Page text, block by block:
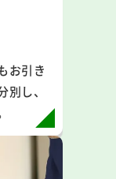
お引き
し、